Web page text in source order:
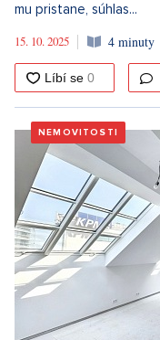
mu pristane, súhlas...
15. 10. 2025
4 minuty
NEMOVITOSTI